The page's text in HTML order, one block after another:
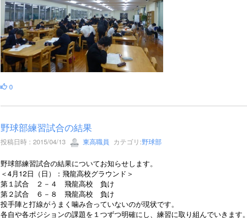
0
野球部練習試合の結果
投稿日時 : 2015/04/13 東高職員 カテゴリ:野球部
野球部練習試合の結果についてお知らせします。
＜4月12日（日）：飛龍高校グラウンド＞
第１試合 ２－４ 飛龍高校 負け
第２試合 ６－８ 飛龍高校 負け
投手陣と打線がうまく噛み合っていないのが現状です。
各自や各ポジションの課題を１つずつ明確にし、練習に取り組んでいきます